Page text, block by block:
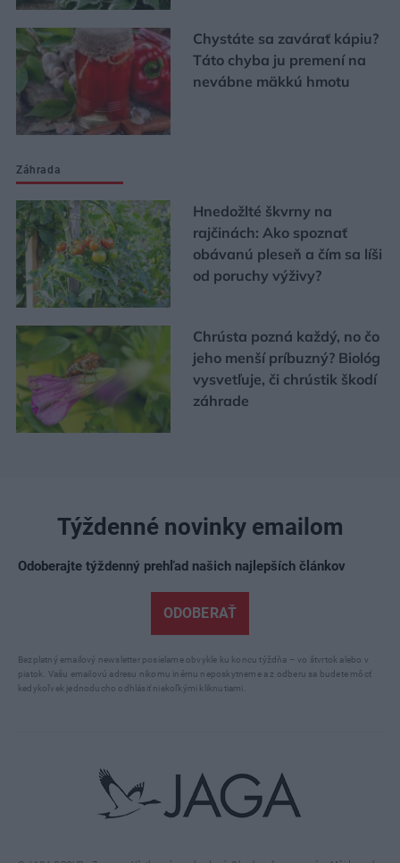
Chystáte sa zavárať kápiu?
Táto chyba ju premení na
nevábne mäkkú hmotu
Záhrada
Hnedožlté škvrny na
rajčinách: Ako spoznať
obávanú pleseň a čím sa líši
od poruchy výživy?
Chrústa pozná každý, no čo
jeho menší príbuzný? Biológ
vysvetľuje, či chrústik škodí
záhrade
Týždenné novinky emailom
Odoberajte týždenný prehľad našich najlepších článkov
ODOBERAŤ
Bezplatný emailový newsletter posielame obvykle ku koncu týždňa – vo štvrtok alebo v
piatok. Vašu emailovú adresu nikomu inému neposkytneme a z odberu sa budete môcť
kedykoľvek jednoducho odhlásiť niekoľkými kliknutiami.